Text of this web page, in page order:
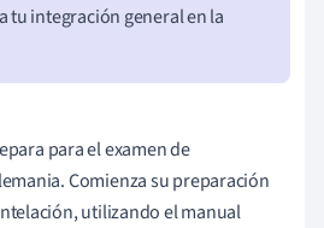
integración general en la
para el examen de
Comienza su preparación
utilizando el manual